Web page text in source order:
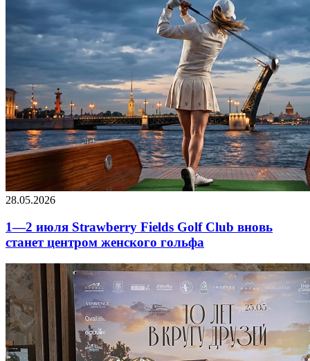
28.05.2026
1—2 июля Strawberry Fields Golf Club вновь
станет центром женского гольфа